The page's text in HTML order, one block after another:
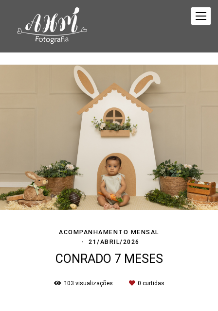
ACOMPANHAMENTO MENSAL
21/ABRIL/2026
CONRADO 7 MESES
103 visualizações 0 curtidas